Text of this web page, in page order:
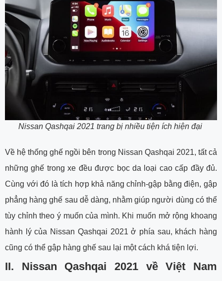
Nissan Qashqai 2021 trang bị nhiều tiện ích hiện đại
Về hệ thống ghế ngồi bên trong Nissan Qashqai 2021, tất cả
những ghế trong xe đều được bọc da loại cao cấp đầy đủ.
Cùng với đó là tích hợp khả năng chỉnh-gập bằng điện, gập
phẳng hàng ghế sau dễ dàng, nhằm giúp người dùng có thể
tùy chỉnh theo ý muốn của mình. Khi muốn mở rộng khoang
hành lý của Nissan Qashqai 2021 ở phía sau, khách hàng
cũng có thể gập hàng ghế sau lại một cách khá tiện lợi.
II. Nissan Qashqai 2021 về Việt Nam